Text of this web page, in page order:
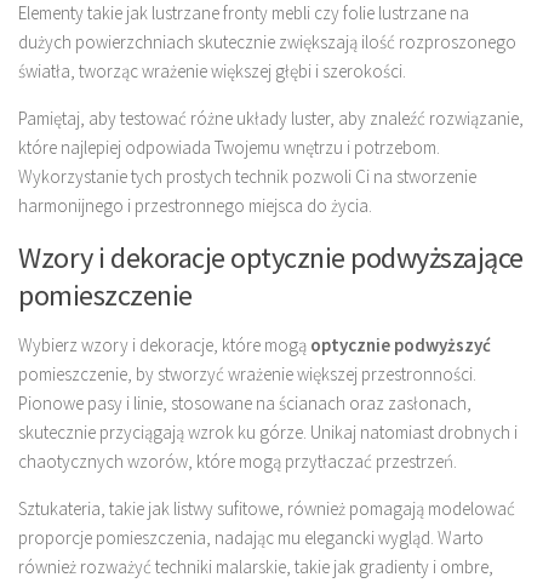
Elementy takie jak lustrzane fronty mebli czy folie lustrzane na
dużych powierzchniach skutecznie zwiększają ilość rozproszonego
światła, tworząc wrażenie większej głębi i szerokości.
Pamiętaj, aby testować różne układy luster, aby znaleźć rozwiązanie,
które najlepiej odpowiada Twojemu wnętrzu i potrzebom.
Wykorzystanie tych prostych technik pozwoli Ci na stworzenie
harmonijnego i przestronnego miejsca do życia.
Wzory i dekoracje optycznie podwyższające
pomieszczenie
Wybierz wzory i dekoracje, które mogą optycznie podwyższyć
pomieszczenie, by stworzyć wrażenie większej przestronności.
Pionowe pasy i linie, stosowane na ścianach oraz zasłonach,
skutecznie przyciągają wzrok ku górze. Unikaj natomiast drobnych i
chaotycznych wzorów, które mogą przytłaczać przestrzeń.
Sztukateria, takie jak listwy sufitowe, również pomagają modelować
proporcje pomieszczenia, nadając mu elegancki wygląd. Warto
również rozważyć techniki malarskie, takie jak gradienty i ombre,